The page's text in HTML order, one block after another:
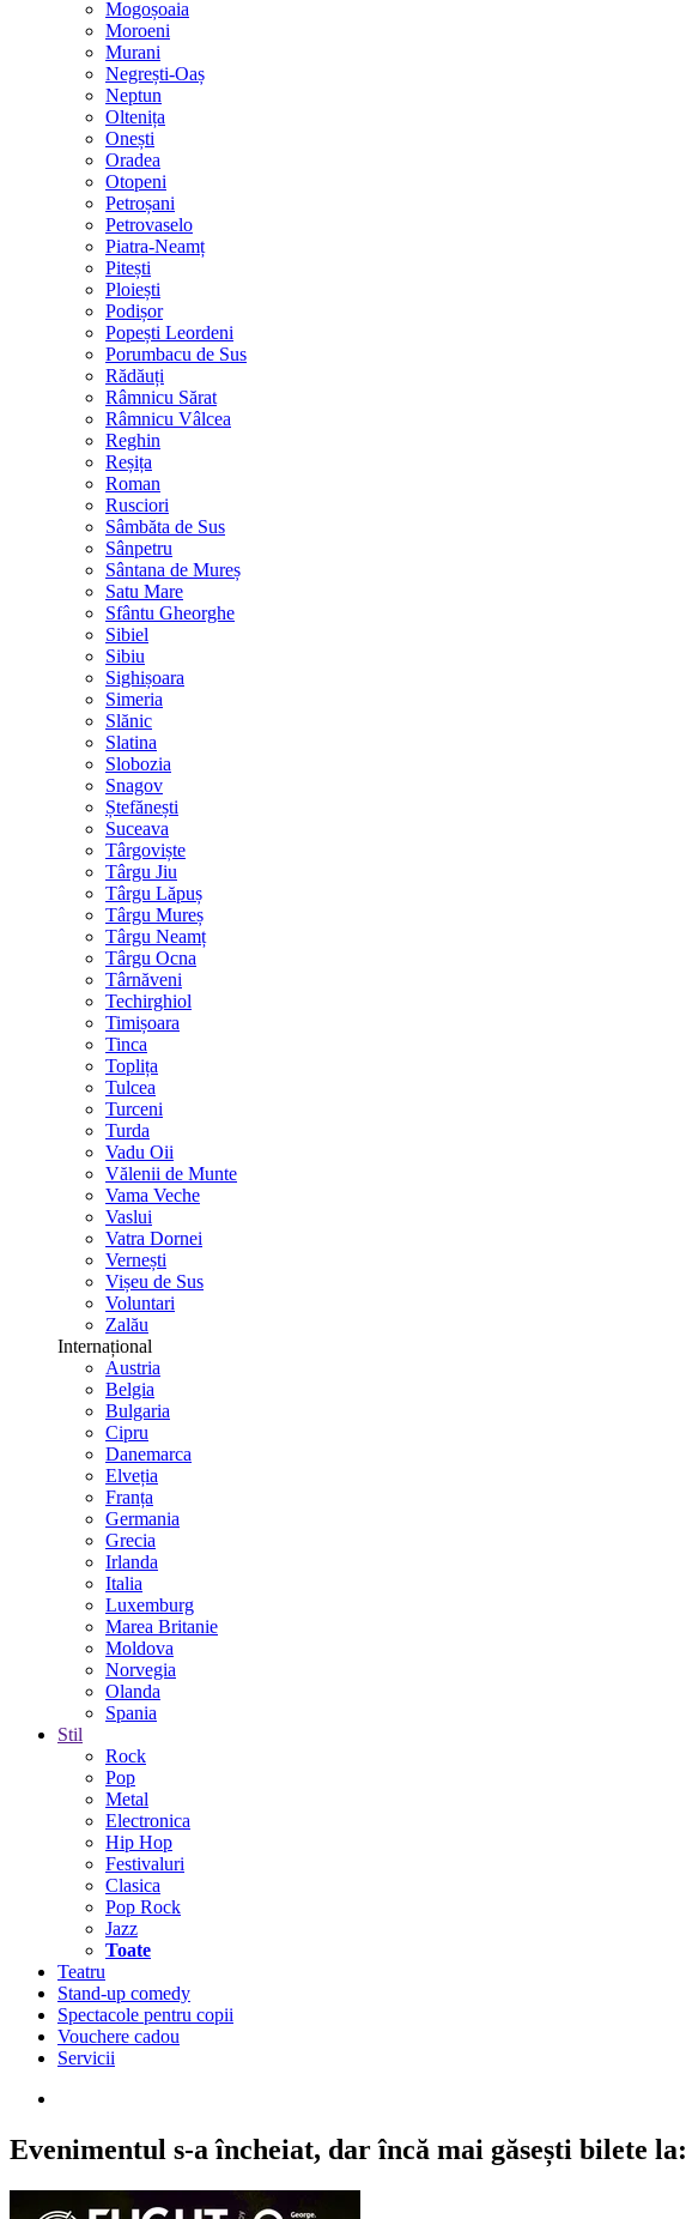
Mogoșoaia
Moroeni
Murani
Negrești-Oaș
Neptun
Oltenița
Onești
Oradea
Otopeni
Petroșani
Petrovaselo
Piatra-Neamț
Pitești
Ploiești
Podișor
Popești Leordeni
Porumbacu de Sus
Rădăuți
Râmnicu Sărat
Râmnicu Vâlcea
Reghin
Reșița
Roman
Rusciori
Sâmbăta de Sus
Sânpetru
Sântana de Mureș
Satu Mare
Sfântu Gheorghe
Sibiel
Sibiu
Sighișoara
Simeria
Slănic
Slatina
Slobozia
Snagov
Ștefănești
Suceava
Târgoviște
Târgu Jiu
Târgu Lăpuș
Târgu Mureș
Târgu Neamț
Târgu Ocna
Târnăveni
Techirghiol
Timișoara
Tinca
Toplița
Tulcea
Turceni
Turda
Vadu Oii
Vălenii de Munte
Vama Veche
Vaslui
Vatra Dornei
Vernești
Vișeu de Sus
Voluntari
Zalău
Internațional
Austria
Belgia
Bulgaria
Cipru
Danemarca
Elveția
Franța
Germania
Grecia
Irlanda
Italia
Luxemburg
Marea Britanie
Moldova
Norvegia
Olanda
Spania
Stil
Rock
Pop
Metal
Electronica
Hip Hop
Festivaluri
Clasica
Pop Rock
Jazz
Toate
Teatru
Stand-up comedy
Spectacole pentru copii
Vouchere cadou
Servicii
Evenimentul s-a încheiat, dar încă mai găsești bilete la: